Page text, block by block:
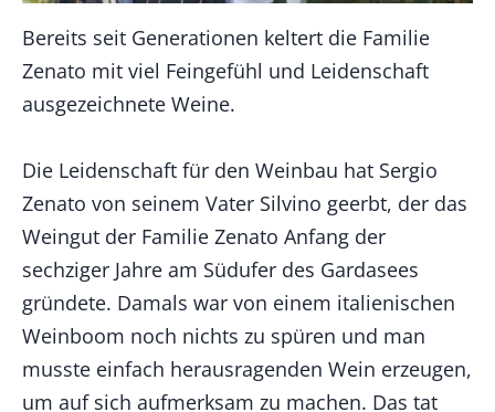
Bereits seit Generationen keltert die Familie
Zenato mit viel Feingefühl und Leidenschaft
ausgezeichnete Weine.
Die Leidenschaft für den Weinbau hat Sergio
Zenato von seinem Vater Silvino geerbt, der das
Weingut der Familie Zenato Anfang der
sechziger Jahre am Südufer des Gardasees
gründete. Damals war von einem italienischen
Weinboom noch nichts zu spüren und man
musste einfach herausragenden Wein erzeugen,
um auf sich aufmerksam zu machen. Das tat